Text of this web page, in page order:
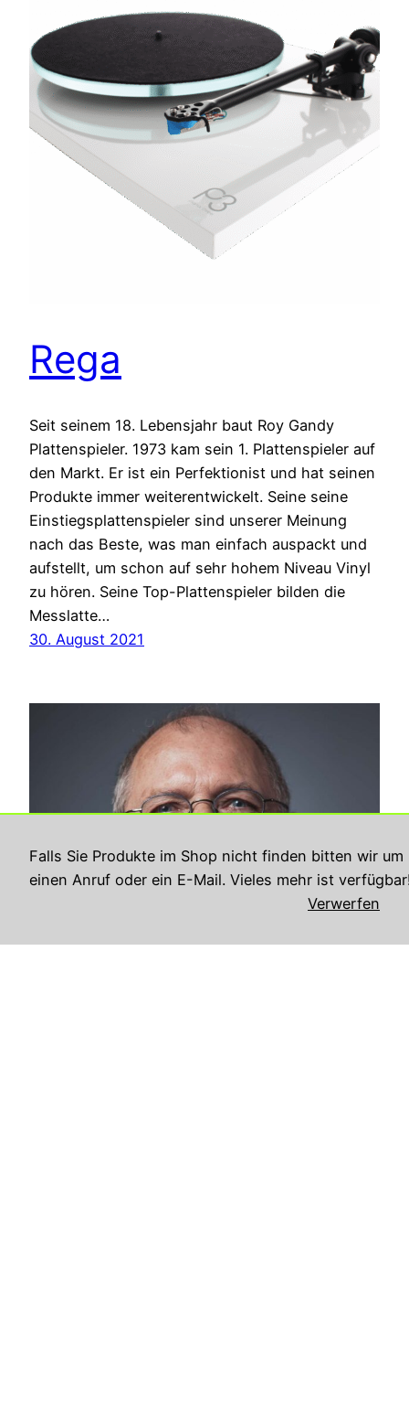
Falls Sie Produkte im Shop nicht finden bitten wir um
einen Anruf oder ein E-Mail. Vieles mehr ist
Verwerfen
Rega
Seit seinem 18. Lebensjahr baut Roy Gandy
Plattenspieler. 1973 kam sein 1. Plattenspieler auf
den Markt. Er ist ein Perfektionist und hat seinen
Produkte immer weiterentwickelt. Seine seine
Einstiegsplattenspieler sind unserer Meinung
nach das Beste, was man einfach auspackt und
aufstellt, um schon auf sehr hohem Niveau Vinyl
zu hören. Seine Top-Plattenspieler bilden die
Messlatte…
30. August 2021